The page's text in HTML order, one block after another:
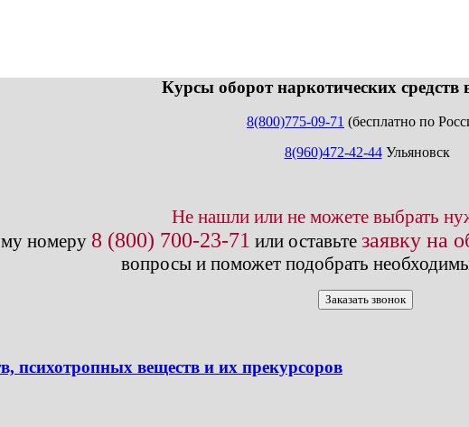
Курсы оборот наркотических средств
8(800)775-09-71 (бесплатно по
8(960)472-42-44Ульяновск
Не нашли или не можете выбрать
номеру 8 (800) 700-23-71 или оставьте заявку на
вопросы и поможет подобрать
Заказать звонок
психотропных веществ и их прекурсоров